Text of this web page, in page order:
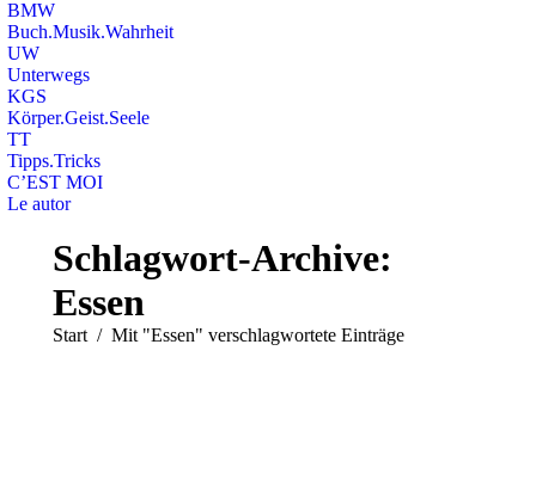
BMW
Buch.Musik.Wahrheit
UW
Unterwegs
KGS
Körper.Geist.Seele
TT
Tipps.Tricks
C’EST MOI
Le autor
Schlagwort-Archive:
Essen
Sie befinden sich hier:
Start Mit "Essen" verschlagwortete Einträge